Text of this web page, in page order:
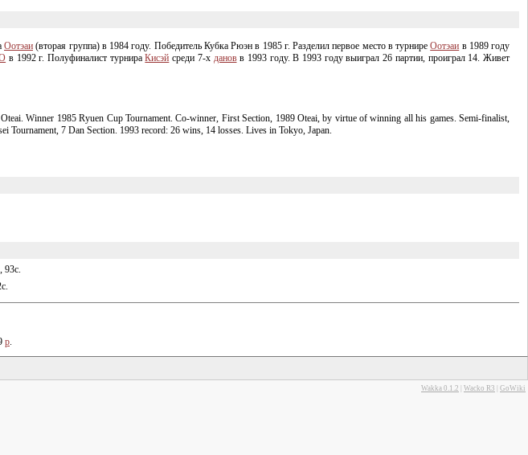
Оотэаи (вторая группа) в 1984 году. Победитель Кубка Рюэн в 1985 г. Разделил первое место в турниреОотэаи в 1989 году
в 1992 г. Полуфиналист турнираКисэй среди 7-х дановв 1993 году. В 1993 году выиграл 26 партии, проиграл 14. Живет
Winner 1985 Ryuen Cup Tournament.Co-winner, First Section, 1989 Oteai, by virtue of winning all his games.Semi-finalist,
Tournament, 7 Dan Section. 1993 record: 26 wins, 14 losses. Lives in Tokyo, Japan.
93с.
p.
Wakka 0.1.2 Wacko R3 GoWiki